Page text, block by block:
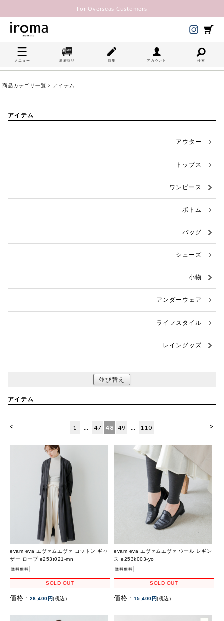
For Overseas Customers
メニュー 新着商品 特集 アカウント 検索
商品カテゴリ一覧 > アイテム
アイテム
アウター
トップス
ワンピース
ボトム
バッグ
シューズ
小物
アンダーウェア
ライフスタイル
レイングッズ
並び替え
アイテム
< >
1 … 47 48 49 … 110
evam eva エヴァムエヴァ コットン ギャ
ザー ローブ e253t021-mn
SOLD OUT
価格 : 26,400円(税込)
evam eva エヴァムエヴァ ウール レギン
ス e253k003-yo
SOLD OUT
価格 : 15,400円(税込)